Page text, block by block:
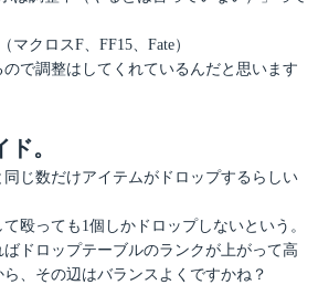
（マクロスF、FF15、Fate）
で調整はしてくれているんだと思います
。
じ数だけアイテムがドロップするらしい
殴っても1個しかドロップしないという。
ドロップテーブルのランクが上がって高
、その辺はバランスよくですかね？